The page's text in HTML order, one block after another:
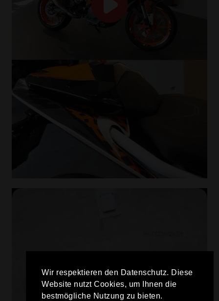
Wir respektieren den Datenschutz. Diese
Website nutzt Cookies, um Ihnen die
bestmögliche Nutzung zu bieten.